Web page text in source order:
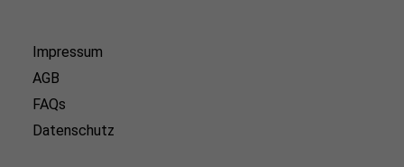
Impressum
AGB
FAQs
Datenschutz